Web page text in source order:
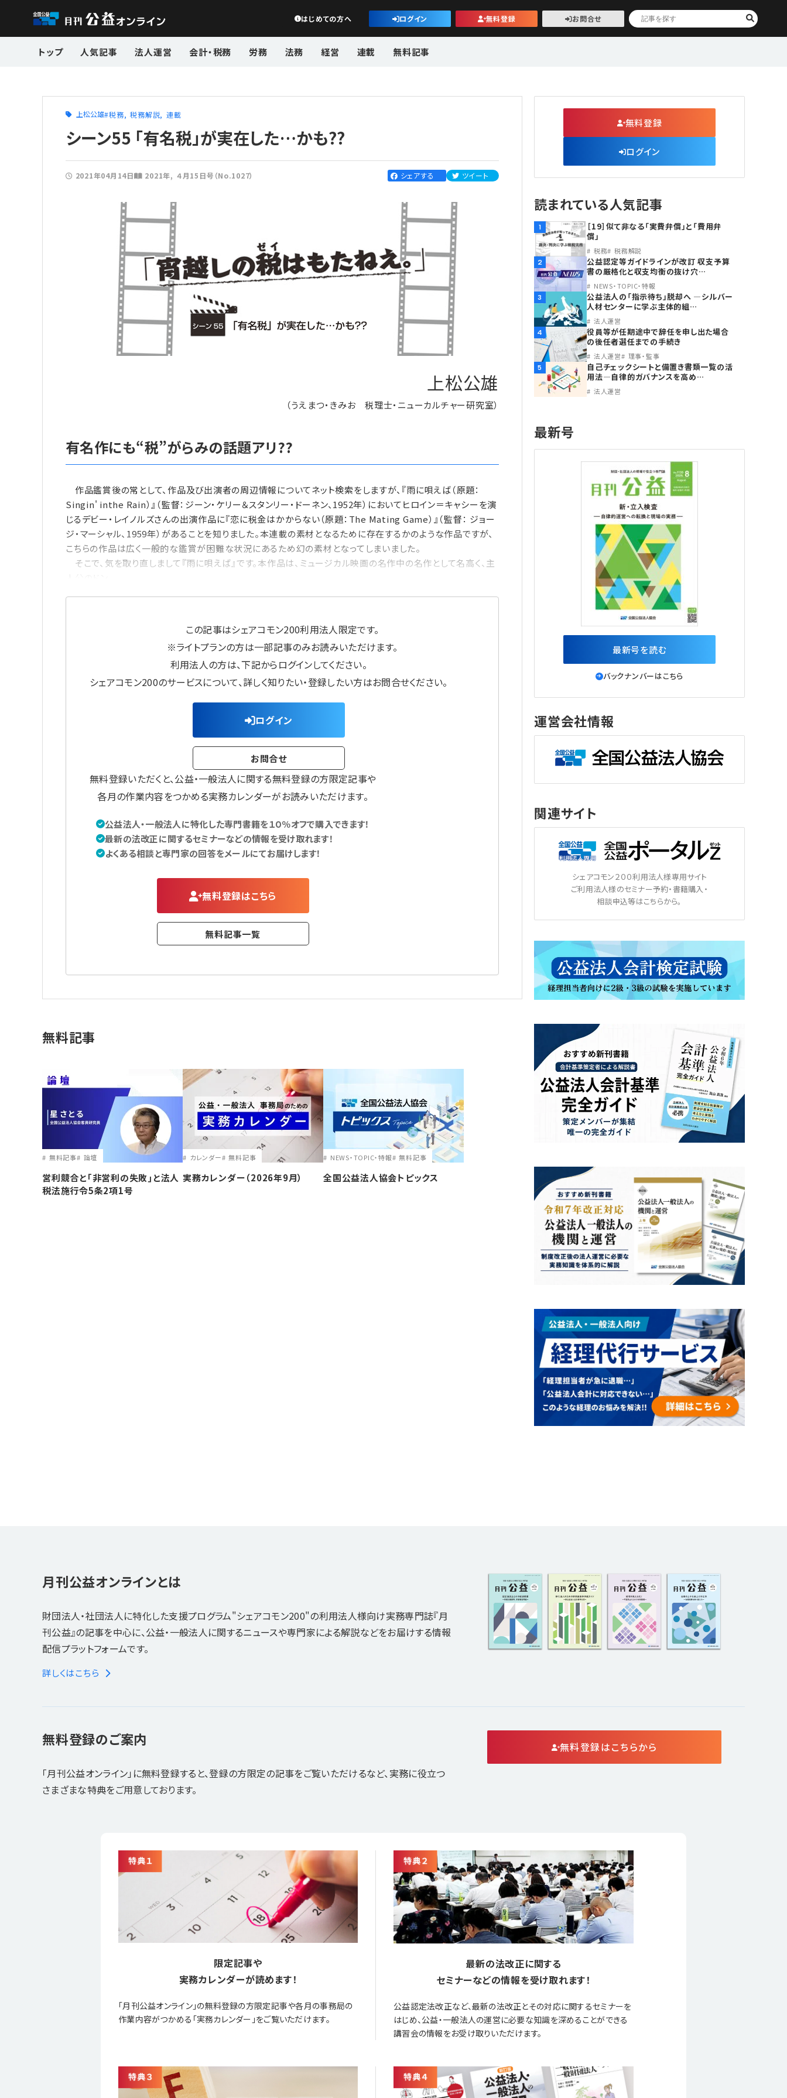
公益・一般法人オンライン
はじめての方へ ログイン 無料登録 お問合せ
トップ 人気記事 法人運営 会計・税務 労務 法務 経営 連載 無料記事
上松公雄 税務 税務解説 連載
シーン55 「有名税」が実在した…かも??
2021年04月14日 2021年 ４月15日号（No.1027） シェアする ツイート
上松公雄
（うえまつ・きみお 税理士・ニューカルチャー研究室）
有名作にも“税”がらみの話題アリ??
作品鑑賞後の常として、作品及び出演者の周辺情報についてネット検索をしますが、『雨に唄えば（原題：
Singin' inthe Rain）』（監督：ジーン・ケリー＆スタンリー・ドーネン、1952年）においてヒロイン＝キャシーを演
じるデビー・レイノルズさんの出演作品に『恋に税金はかからない（原題：The Mating Game）』（監督： ジョー
ジ・マーシャル、1959年）があることを知りました。本連載の素材となるために存在するかのような作品ですが、
こちらの作品は広く一般的な鑑賞が困難な状況にあるため幻の素材となってしまいました。
そこで、気を取り直しまして『雨に唄えば』です。本作品は、ミュージカル映画の名作中の名作として名高く、主
この記事はシェアコモン200利用法人限定です。
※ライトプランの方は一部記事のみお読みいただけます。
利用法人の方は、下記からログインしてください。
シェアコモン200のサービスについて、詳しく知りたい・登録したい方はお問合せください。
ログイン
お問合せ
無料登録いただくと、公益・一般法人に関する無料登録の方限定記事や
各月の作業内容をつかめる実務カレンダーがお読みいただけます。
公益法人・一般法人に特化した専門書籍を１０％オフで購入できます！
最新の法改正に関するセミナーなどの情報を受け取れます！
よくある相談と専門家の回答をメールにてお届けします！
無料登録はこちら
無料記事一覧
無料記事
無料記事 論壇
営利競合と｢非営利の失敗｣と法人
税法施行令5条2項1号
カレンダー 無料記事
実務カレンダー（2026年9月）
NEWS・TOPIC・特報 無料記事
全国公益法人協会トピックス
無料登録
ログイン
読まれている人気記事
1
［19］似て非なる「実費弁償」と「費用弁
償」
税務 税務解説
2
公益認定等ガイドラインが改訂 収支予算
書の厳格化と収支均衡の抜け穴…
NEWS・TOPIC・特報
3
公益法人の「指示待ち」脱却へ ―シルバー
人材センターに学ぶ主体的組…
法人運営
4
役員等が任期途中で辞任を申し出た場合
の後任者選任までの手続き
法人運営 理事・監事
5
自己チェックシートと備置き書類一覧の活
用法―自律的ガバナンスを高め…
法人運営
最新号
最新号を読む
バックナンバーはこちら
運営会社情報
関連サイト
シェアコモン２００利用法人様専用サイト
ご利用法人様のセミナー予約・書籍購入・
相談申込等はこちらから。
月刊公益オンラインとは
財団法人・社団法人に特化した支援プログラム"シェアコモン200"の利用法人様向け実務専門誌『月
刊公益』の記事を中心に、公益・一般法人に関するニュースや専門家による解説などをお届けする情報
配信プラットフォームです。
詳しくはこちら
無料登録のご案内
「月刊公益オンライン」に無料登録すると、登録の方限定の記事をご覧いただけるなど、実務に役立つ
さまざまな特典をご用意しております。
無料登録はこちらから
限定記事や
実務カレンダーが読めます！
「月刊公益オンライン」の無料登録の方限定記事や各月の事務局の
作業内容がつかめる「実務カレンダー」をご覧いただけます。
最新の法改正に関する
セミナーなどの情報を受け取れます！
公益認定法改正など、最新の法改正とその対応に関するセミナーを
はじめ、公益・一般法人の運営に必要な知識を深めることができる
講習会の情報をお受け取りいただけます。